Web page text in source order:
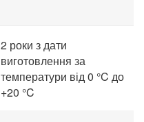
2 роки з дати
виготовлення за
температури від 0 °C до
+20 °C